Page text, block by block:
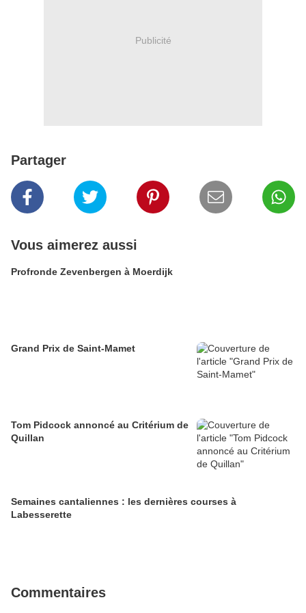
Publicité
Partager
Vous aimerez aussi
Profronde Zevenbergen à Moerdijk
Grand Prix de Saint-Mamet
Tom Pidcock annoncé au Critérium de
Quillan
Semaines cantaliennes : les dernières courses à
Labesserette
Commentaires